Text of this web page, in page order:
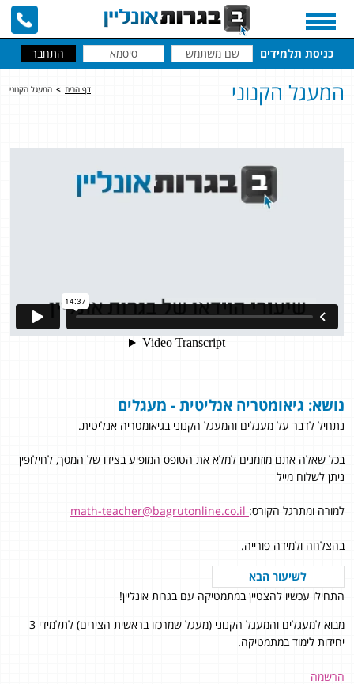
כניסת תלמידים
דף הבית > המעגל הקנוני המעגל הקנוני
נושא: גיאומטריה אנליטית - מעגלים
נתחיל לדבר על מעגלים והמעגל הקנוני בגיאומטריה אנליטית.
בכל שאלה אתם מוזמנים למלא את הטופס המופיע בצידו של המסך, לחילופין
ניתן לשלוח מייל
למורה ומתרגל הקורס:
בהצלחה ולמידה פורייה.
לשיעור הבא
התחילו עכשיו להצטיין במתמטיקה עם בגרות אונליין!
מבוא למעגלים והמעגל הקנוני (מעגל שמרכזו בראשית הצירים) לתלמידי 3
יחידות לימוד במתמטיקה.
הרשמה